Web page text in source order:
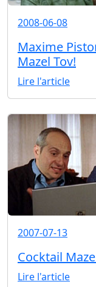
2008-06-08
Maxime
Mazel Tov!
Lire l'article
2007-07-13
Cocktail
Lire l'article